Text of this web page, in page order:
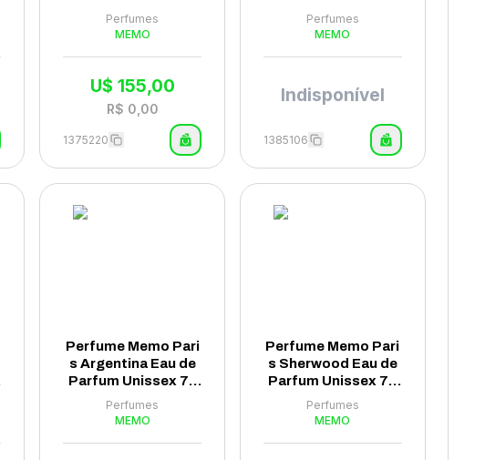
Perfumes
MEMO
U$ 155,00
R$ 0,00
1375220
(Tester)
Perfumes
MEMO
Indisponível
1385106
Perfume Memo Pari
s Argentina Eau de
Parfum Unissex 75
ml - (Tester)
Perfumes
MEMO
Perfume Memo Pari
s Sherwood Eau de
Parfum Unissex 75
ml - (Tester)
Perfumes
MEMO